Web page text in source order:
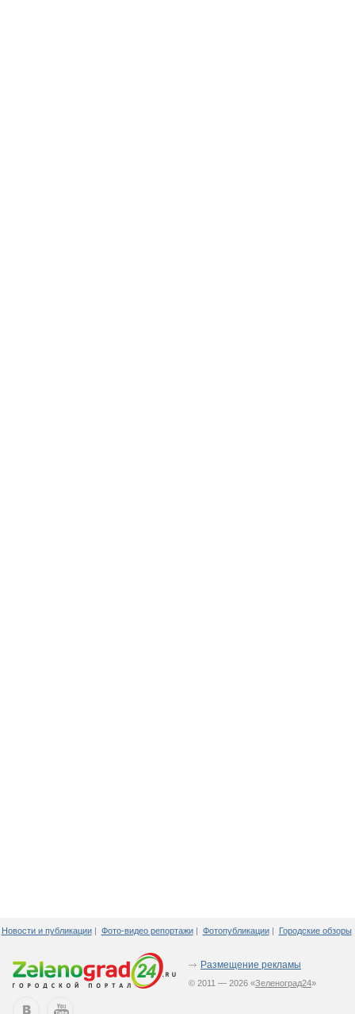
Новости и публикации | Фото-видео репортажи | Фотопубликации | Городские обзоры
Размещение рекламы
© 2011 — 2026 «Зеленоград24»